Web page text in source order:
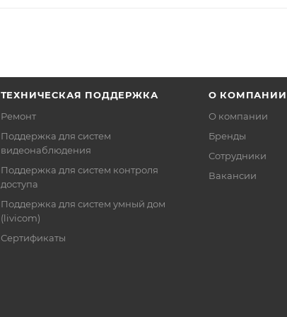
ТЕХНИЧЕСКАЯ ПОДДЕРЖКА
Ремонт
Поддержка для систем
видеонаблюдения
Поддержка для систем контроля
доступа
Поддержка для систем умный дом
(livicom)
Сертификаты
О КОМПАНИИ
О компании
Бренды
Сотрудники
Вакансии